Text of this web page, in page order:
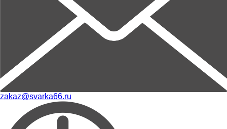
zakaz@svarka66.ru